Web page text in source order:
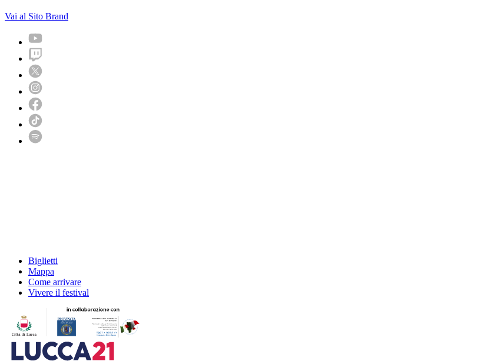
Vai al Sito Brand
Biglietti
Mappa
Come arrivare
Vivere il festival